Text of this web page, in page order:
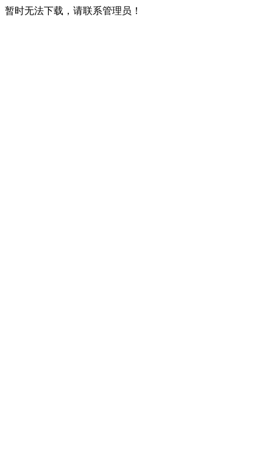
暂时无法下载，请联系管理员！